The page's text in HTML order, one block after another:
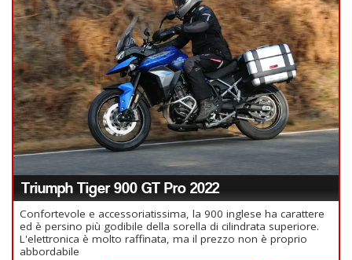
Triumph Tiger 900 GT Pro 2022
Confortevole e accessoriatissima, la 900 inglese ha carattere
ed è persino più godibile della sorella di cilindrata superiore.
L'elettronica è molto raffinata, ma il prezzo non è proprio
abbordabile